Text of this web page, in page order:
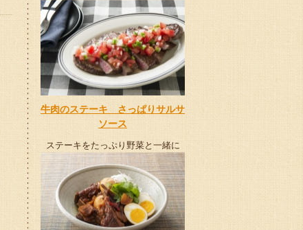
牛肉のステーキ さっぱりサルサ
ソース
ステーキをたっぷり野菜と一緒に